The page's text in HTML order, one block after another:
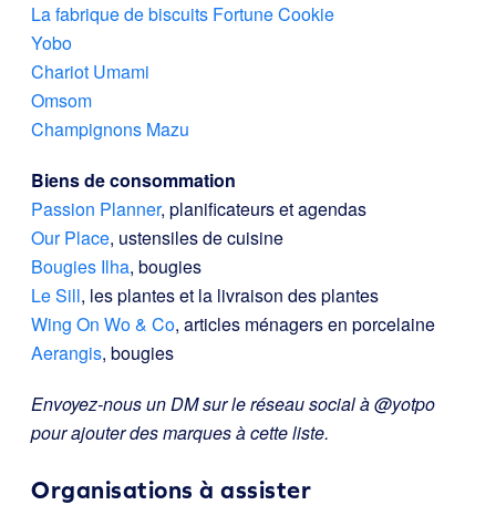
La fabrique de biscuits Fortune Cookie
Yobo
Chariot Umami
Omsom
Champignons Mazu
Biens de consommation
Passion Planner, planificateurs et agendas
Our Place, ustensiles de cuisine
Bougies Ilha, bougies
Le Sill, les plantes et la livraison des plantes
Wing On Wo & Co, articles ménagers en porcelaine
Aerangis, bougies
Envoyez-nous un DM sur le réseau social à @yotpo
pour ajouter des marques à cette liste.
Organisations à assister